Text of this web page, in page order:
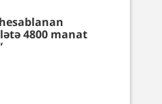
4800 manat